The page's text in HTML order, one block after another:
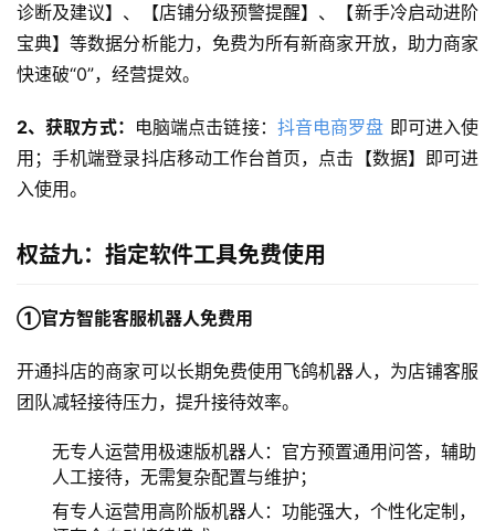
诊断及建议】、【店铺分级预警提醒】、【新手冷启动进阶
宝典】等数据分析能力，免费为所有新商家开放，助力商家
快速破“0”，经营提效。
2、获取方式： 电脑端点击链接： 抖音电商罗盘 即可进入使
用；手机端登录抖店移动工作台首页，点击【数据】即可进
入使用。
权益九：指定软件工具免费使用
①官方智能客服机器人免费用
开通抖店的商家可以长期免费使用飞鸽机器人，为店铺客服
团队减轻接待压力，提升接待效率。
无专人运营用极速版机器人：官方预置通用问答，辅助
人工接待，无需复杂配置与维护；
有专人运营用高阶版机器人：功能强大，个性化定制，